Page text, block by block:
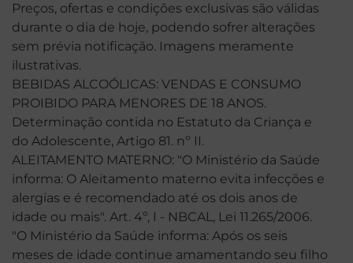
Preços, ofertas e condições exclusivas são válidas
durante o dia de hoje, podendo sofrer alterações
sem prévia notificação. Imagens meramente
ilustrativas.
BEBIDAS ALCOÓLICAS: VENDAS E CONSUMO
PROIBIDO PARA MENORES DE 18 ANOS.
Determinação contida no Estatuto da Criança e
do Adolescente, Artigo 81. nº II.
ALEITAMENTO MATERNO: "O Ministério da Saúde
informa: O Aleitamento materno evita infecções e
alergias e é recomendado até os dois anos de
idade ou mais". Art. 4º, I - NBCAL, Lei 11.265/2006.
"O Ministério da Saúde informa: Após os seis
meses de idade continue amamentando seu filho